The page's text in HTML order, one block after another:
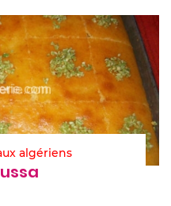
algériens